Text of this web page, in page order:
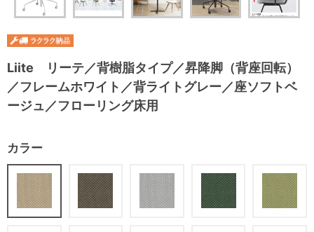
Liite リーテ／背樹脂タイプ／昇降脚（背座回転）
／フレームホワイト／背ライトグレー／座ソフトベ
ージュ／フローリング床用
カラー